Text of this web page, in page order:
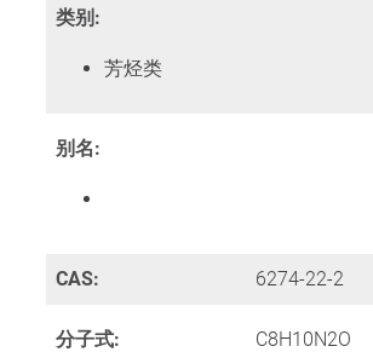
类别:
芳烃类
别名:
CAS: 6274-22-2
分子式: C8H10N2O